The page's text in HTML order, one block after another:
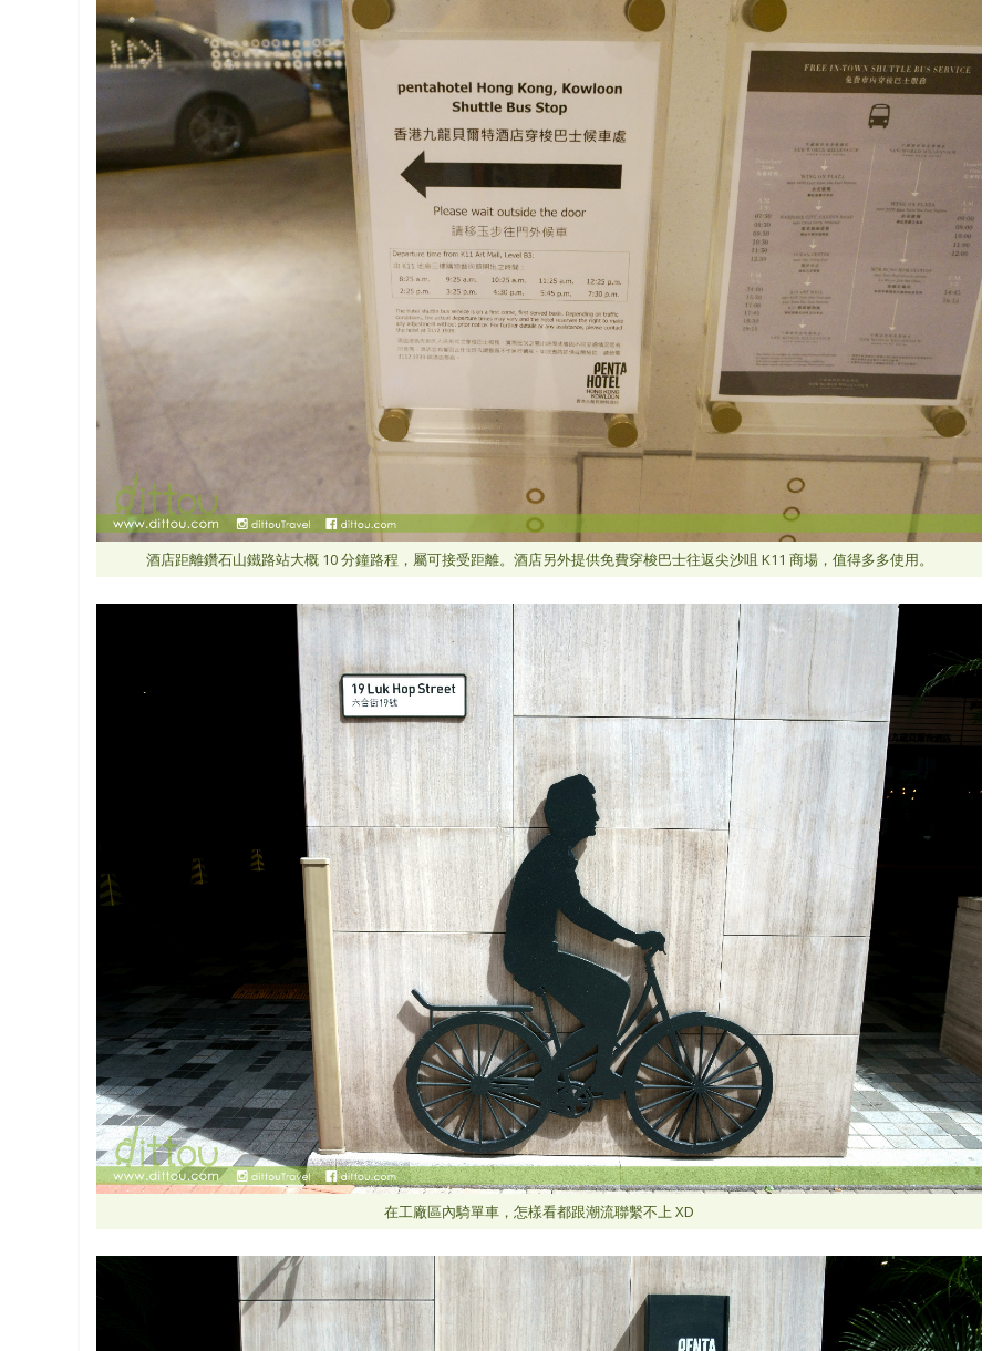
酒店距離鑽石山鐵路站大概 10 分鐘路程，屬可接受距離。酒店另外提供免費穿梭巴士往返尖沙咀 K11 商場，值得多多使用。
在工廠區內騎單車，怎樣看都跟潮流聯繫不上 XD